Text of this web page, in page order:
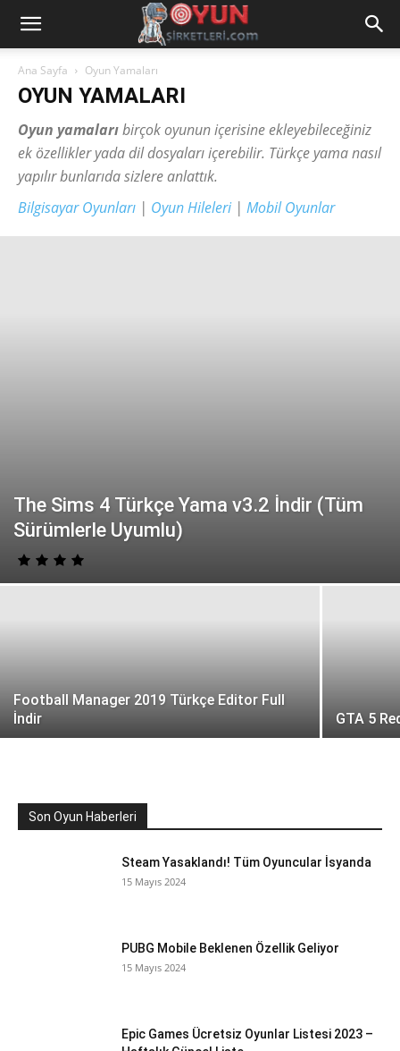
Ana Sayfa Oyun Yamaları
OYUN YAMALARI
Oyun yamalarıbirçok oyunun içerisine ekleyebileceğiniz
ek özellikler yada dil dosyaları içerebilir. Türkçe yama nasıl
yapılır bunlarıda sizlere anlattık.
Bilgisayar Oyunları | Oyun Hileleri| Mobil Oyunlar
The Sims 4 Türkçe Yama v3.2 İndir (Tüm
Sürümlerle Uyumlu)
Football Manager 2019 Türkçe Editor Full
İndir
GTA 5
Son Oyun Haberleri
Steam Yasaklandı! Tüm Oyuncular İsyanda
15 Mayıs 2024
PUBG Mobile Beklenen Özellik Geliyor
15 Mayıs 2024
Epic Games Ücretsiz Oyunlar Listesi 2023 –